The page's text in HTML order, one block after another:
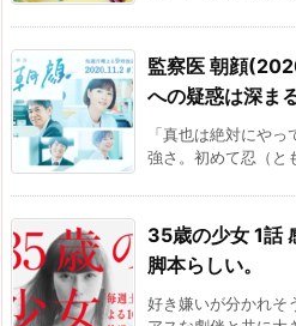
監察医 朝顔
への疑惑は深ま
「真也は絶対にや
強さ。初めて忍（と
35歳の少女 1話
脚本らしい。
好き嫌いが分かれそ